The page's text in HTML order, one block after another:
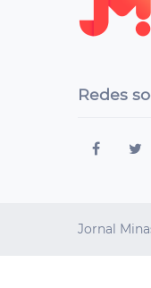
Redes
Jornal